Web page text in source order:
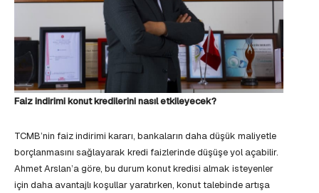
Faiz indirimi konut kredilerini nasıl etkileyecek?
TCMB’nin faiz indirimi kararı, bankaların daha düşük maliyetle
borçlanmasını sağlayarak kredi faizlerinde düşüşe yol açabilir.
Ahmet Arslan’a göre, bu durum konut kredisi almak isteyenler
için daha avantajlı koşullar yaratırken, konut talebinde artışa